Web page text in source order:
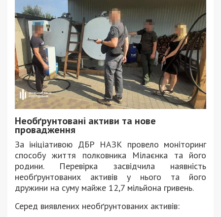
Необґрунтовані активи та нове
провадження
За ініціативою ДБР НАЗК провело моніторинг
способу життя полковника Мілаєнка та його
родини. Перевірка засвідчила наявність
необґрунтованих активів у нього та його
дружини на суму майже 12,7 мільйона гривень.
Серед виявлених необґрунтованих активів: